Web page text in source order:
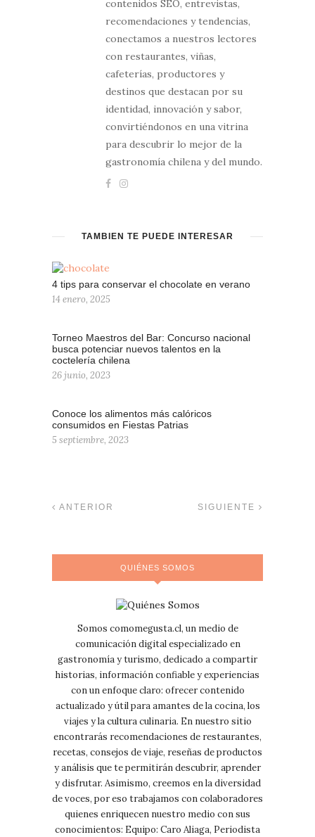
contenidos SEO, entrevistas,
recomendaciones y tendencias,
conectamos a nuestros lectores
con restaurantes, viñas,
cafeterías, productores y
destinos que destacan por su
identidad, innovación y sabor,
convirtiéndonos en una vitrina
para descubrir lo mejor de la
gastronomía chilena y del mundo.
TAMBIÉN TE PUEDE INTERESAR
4 tips para conservar el chocolate en verano
14 enero, 2025
Torneo Maestros del Bar: Concurso nacional
busca potenciar nuevos talentos en la
coctelería chilena
26 junio, 2023
Conoce los alimentos más calóricos
consumidos en Fiestas Patrias
5 septiembre, 2023
ANTERIOR SIGUIENTE
QUIÉNES SOMOS
Somos comomegusta.cl, un medio de
comunicación digital especializado en
gastronomía y turismo, dedicado a compartir
historias, información confiable y experiencias
con un enfoque claro: ofrecer contenido
actualizado y útil para amantes de la cocina, los
viajes y la cultura culinaria. En nuestro sitio
encontrarás recomendaciones de restaurantes,
recetas, consejos de viaje, reseñas de productos
y análisis que te permitirán descubrir, aprender
y disfrutar. Asimismo, creemos en la diversidad
de voces, por eso trabajamos con colaboradores
quienes enriquecen nuestro medio con sus
conocimientos: Equipo: Caro Aliaga, Periodista